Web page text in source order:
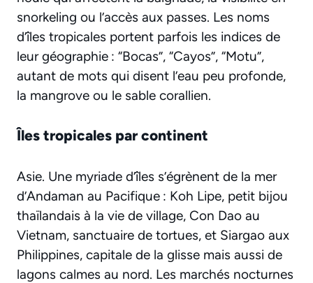
snorkeling ou l’accès aux passes. Les noms
d’îles tropicales portent parfois les indices de
leur géographie : “Bocas”, “Cayos”, “Motu”,
autant de mots qui disent l’eau peu profonde,
la mangrove ou le sable corallien.
Îles tropicales par continent
Asie. Une myriade d’îles s’égrènent de la mer
d’Andaman au Pacifique : Koh Lipe, petit bijou
thaïlandais à la vie de village, Con Dao au
Vietnam, sanctuaire de tortues, et Siargao aux
Philippines, capitale de la glisse mais aussi de
lagons calmes au nord. Les marchés nocturnes